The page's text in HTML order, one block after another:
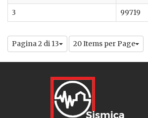
3
99719
Pagina 2 di 13 20 Items per Page